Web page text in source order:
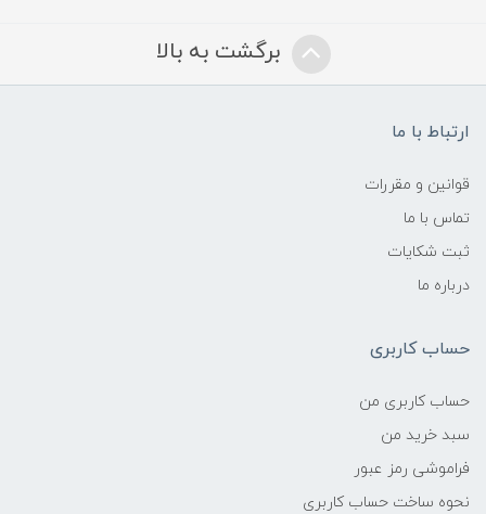
برگشت به بالا
ارتباط با ما
قوانین و مقررات
تماس با ما
ثبت شکایات
درباره ما
حساب کاربری
حساب کاربری من
سبد خرید من
فراموشی رمز عبور
نحوه ساخت حساب کاربری